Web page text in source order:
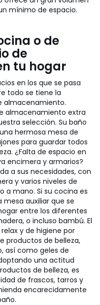
mínimo de espacio.
o de
de
tu hogar
en los que se pasa
todo se tiene la
almacenamiento.
almacenamiento extra
selección. Su baño
hermosa mesa de
para guardar todos
¿Falta de espacio en
encimera y armarios?
a sus necesidades, con
y varios niveles de
mano. Si su cocina es
auxiliar que se
entre los diferentes
o incluso bambú. El
y de higiene por
productos de belleza,
así como geles de
una actitud
de belleza, es
de frascos, tarros y
encarecidamente